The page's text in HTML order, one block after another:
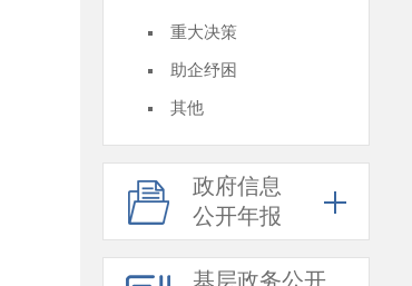
重大决策
助企纾困
其他
政府信息
公开年报
基层政务公开